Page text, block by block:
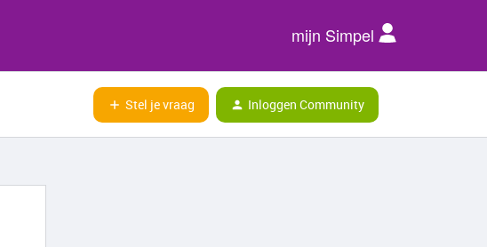
mijn Simpel
Stel je vraag Inloggen Community